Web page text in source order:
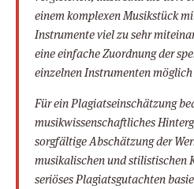
einem komplexen Musikstück
Instrumente viel zu sehr
eine einfache Zuordnung der
einzelnen Instrumenten
Für ein Plagiatseinschätzung
musikwissenschaftliches
sorgfältige Abschätzung der
musikalischen und stilistischen
seriöses Plagiatsgutachten